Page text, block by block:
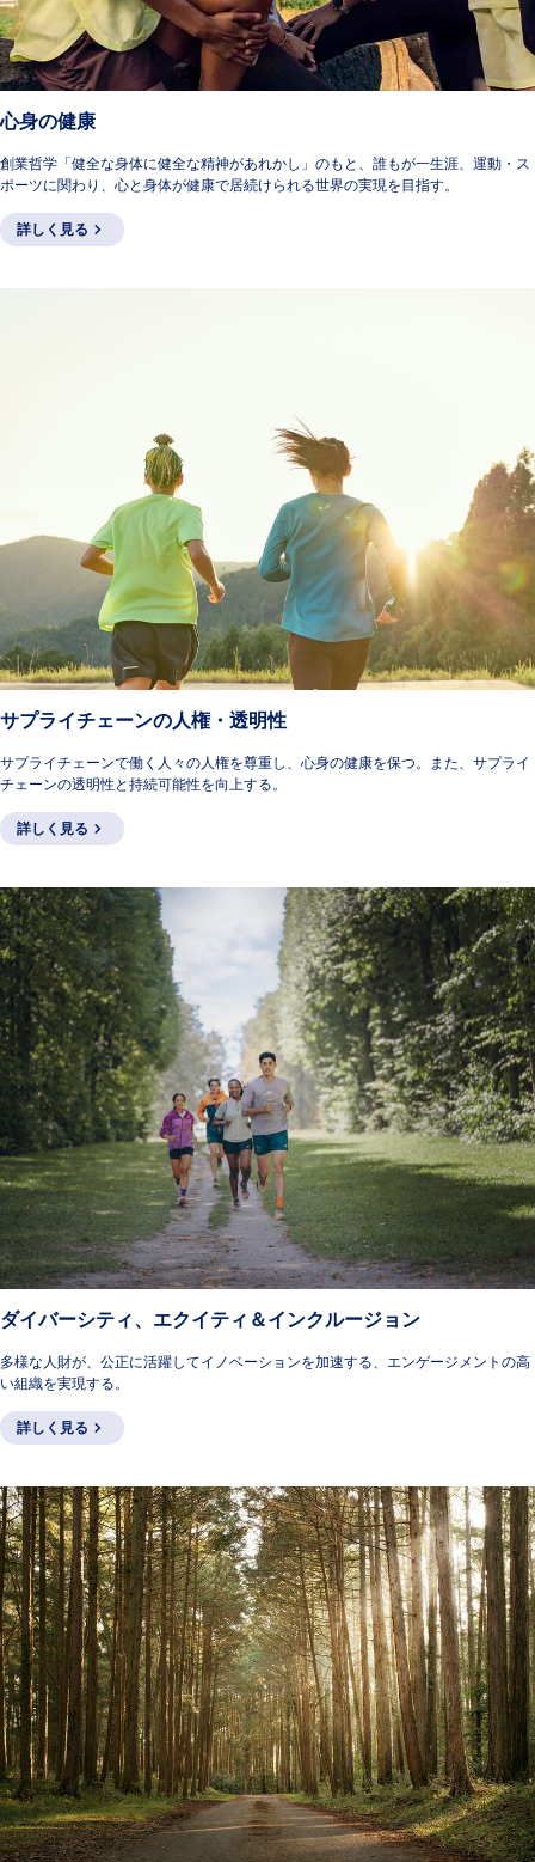
心身の健康
創業哲学「健全な身体に健全な精神があれかし」のもと、誰もが一生涯、運動・ス
ポーツに関わり、心と身体が健康で居続けられる世界の実現を目指す。
詳しく見る
サプライチェーンの人権・透明性
サプライチェーンで働く人々の人権を尊重し、心身の健康を保つ。また、サプライ
チェーンの透明性と持続可能性を向上する。
詳しく見る
ダイバーシティ、エクイティ＆インクルージョン
多様な人財が、公正に活躍してイノベーションを加速する、エンゲージメントの高
い組織を実現する。
詳しく見る